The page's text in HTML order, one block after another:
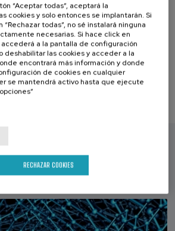
Fecha pasada
de matricula finalizado
pueden interesar...
“Aceptar todas”, aceptará la
cookies y solo entonces se implantarán. Si
todas”, no sé instalará ninguna
necesarias. Si hace click en
accederá a la pantalla de configuración
deshabilitar las cookies y acceder a la
encontrará más información y donde
de cookies en cualquier
se mantendrá activo hasta que ejecute
RECHAZAR COOKIES